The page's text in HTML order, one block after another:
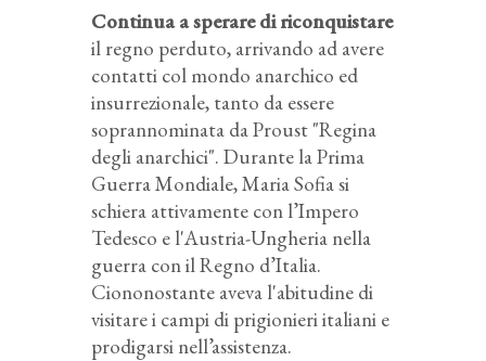
Continua a sperare di riconquistare
il regno perduto, arrivando ad avere
contatti col mondo anarchico ed
insurrezionale, tanto da essere
soprannominata da Proust "Regina
degli anarchici". Durante la Prima
Guerra Mondiale, Maria Sofia si
schiera attivamente con l’Impero
Tedesco e l'Austria-Ungheria nella
guerra con il Regno d’Italia.
Ciononostante aveva l'abitudine di
visitare i campi di prigionieri italiani e
prodigarsi nell’assistenza.